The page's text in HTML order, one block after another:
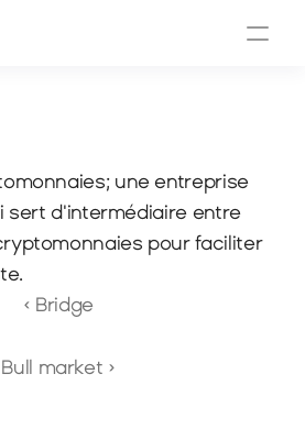
une entreprise
sert d'intermédiaire entre
pour faciliter
‹ Bridge
Bull market ›